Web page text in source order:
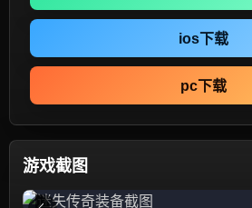
ios下载
pc下载
游戏截图